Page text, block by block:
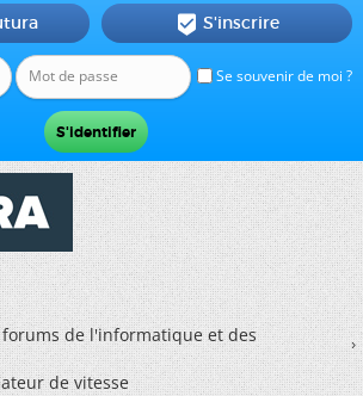
Se souvenir de moi ?
 S'inscrire
forums de l'informatique et des
de vitesse